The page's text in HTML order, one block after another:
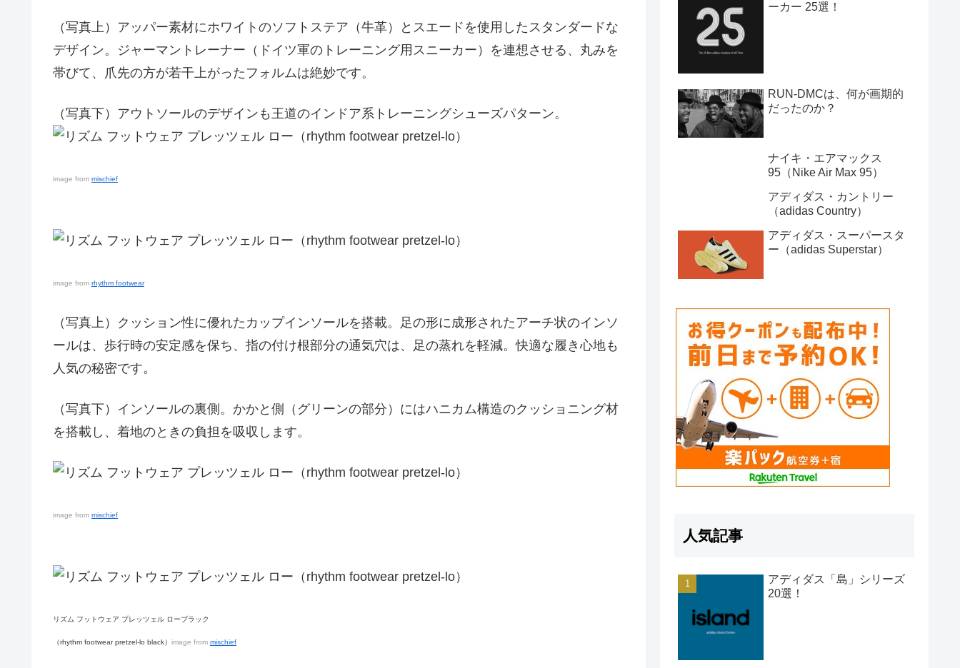
（写真上）アッパー素材にホワイトのソフトステア（牛革）とスエードを使用したスタンダードな
デザイン。ジャーマントレーナー（ドイツ軍のトレーニング用スニーカー）を連想させる、丸みを
帯びて、爪先の方が若干上がったフォルムは絶妙です。
（写真下）アウトソールのデザインも王道のインドア系トレーニングシューズパターン。
image from mischief
image from rhythm footwear
（写真上）クッション性に優れたカップインソールを搭載。足の形に成形されたアーチ状のインソ
ールは、歩行時の安定感を保ち、指の付け根部分の通気穴は、足の蒸れを軽減。快適な履き心地も
人気の秘密です。
（写真下）インソールの裏側。かかと側（グリーンの部分）にはハニカム構造のクッショニング材
を搭載し、着地のときの負担を吸収します。
image from mischief
リズム フットウェア プレッツェル ローブラック
（rhythm footwear pretzel-lo black） image from mischief
ーカー 25選！
RUN-DMCは、何が画期的
だったのか？
ナイキ・エアマックス
95（Nike Air Max 95）
アディダス・カントリー
（adidas Country）
アディダス・スーパースタ
ー（adidas Superstar）
人気記事
アディダス「島」シリーズ
20選！